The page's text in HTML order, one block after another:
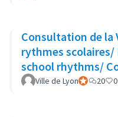
Consultation de la
rythmes
school rhythms/
escolares
Ville de LyonParticipant
20 0